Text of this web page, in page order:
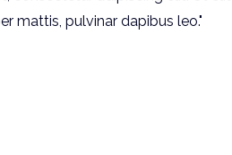
mattis, pulvinar dapibus leo."